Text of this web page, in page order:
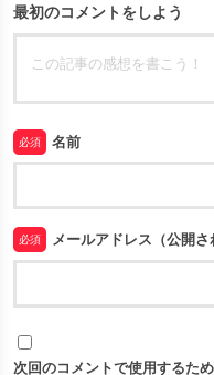
最初のコメントをしよう
必須 名前
必須 メールアドレス（公開さ
次回のコメントで使用するた